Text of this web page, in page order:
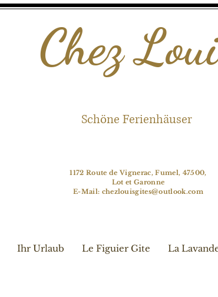
Chez
Schöne Ferienhäuser
1172 Route de Vignerac, Fumel, 47500,
Lot et Garonne
E-Mail: chezlouisgites@outlook.com
Ihr Urlaub Le Figuier Gite La